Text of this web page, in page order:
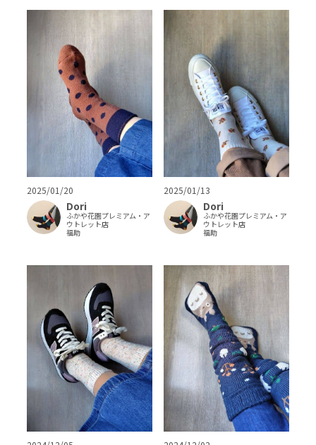
2025/01/20
Dori
ふかや花園プレミアム・ア
ウトレット店
福助
2025/01/13
Dori
ふかや花園プレミアム・ア
ウトレット店
福助